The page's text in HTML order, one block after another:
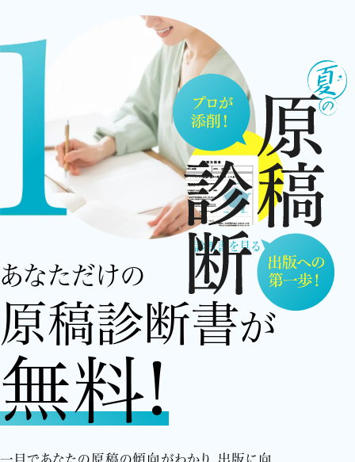
診断書を見る
あなただけの
原稿診断書が
無料!
一目であなたの原稿の傾向がわかり、出版に向